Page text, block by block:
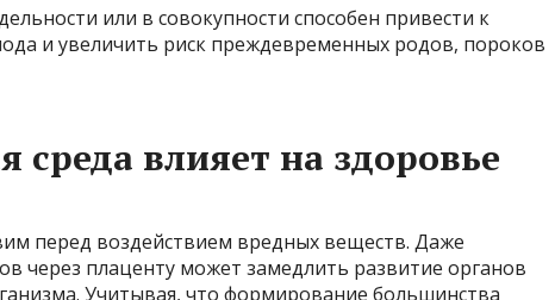
или в совокупности способен привести к
и увеличить риск преждевременных родов, пороков
среда влияет на здоровье
перед воздействием вредных веществ. Даже
через плаценту может замедлить развитие органов
Учитывая, что формирование большинства